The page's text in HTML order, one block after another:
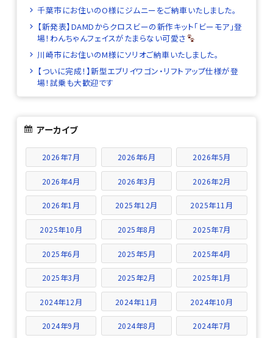
千葉市にお住いのO様にジムニーをご納車いたしました。
【新発表】DAMDからクロスビーの新作キット「ビーモア」登
場！わんちゃんフェイスがたまらない可愛さ
川崎市にお住いのM様にソリオご納車いたしました。
【ついに完成！】新型エブリイワゴン・リフトアップ仕様が登
場！試乗も大歓迎です
アーカイブ
2026年7月 2026年6月 2026年5月
2026年4月 2026年3月 2026年2月
2026年1月 2025年12月 2025年11月
2025年10月 2025年8月 2025年7月
2025年6月 2025年5月 2025年4月
2025年3月 2025年2月 2025年1月
2024年12月 2024年11月 2024年10月
2024年9月 2024年8月 2024年7月